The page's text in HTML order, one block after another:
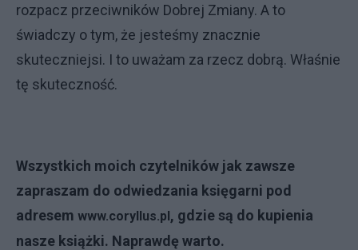
rozpacz przeciwników Dobrej Zmiany. A to
świadczy o tym, że jesteśmy znacznie
skuteczniejsi. I to uważam za rzecz dobrą. Właśnie
tę skuteczność.
Wszystkich moich czytelników jak zawsze
zapraszam do odwiedzania księgarni pod
adresem www.coryllus.pl, gdzie są do kupienia
nasze książki. Naprawdę warto.